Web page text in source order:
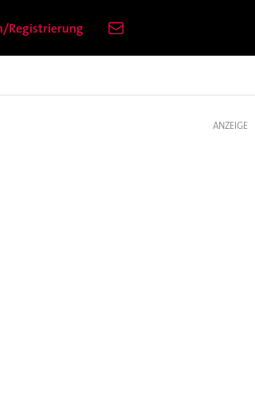
Registrierung
ANZEIGE